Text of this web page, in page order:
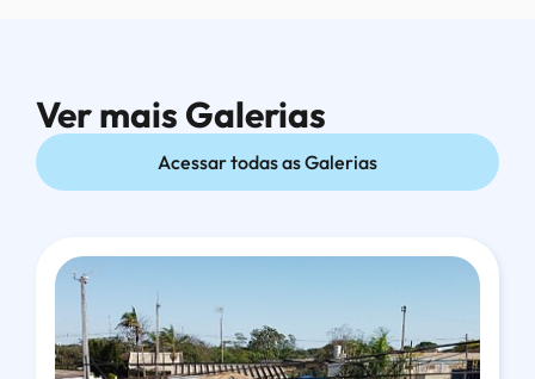
Ver mais Galerias
Ver mais Galerias
Acessar todas as Galerias